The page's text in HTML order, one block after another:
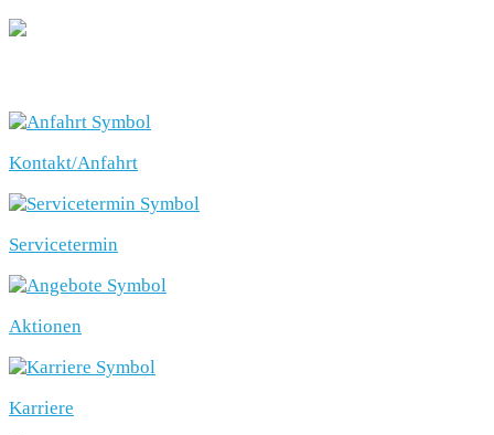
Kontakt/Anfahrt
Servicetermin
Aktionen
Karriere